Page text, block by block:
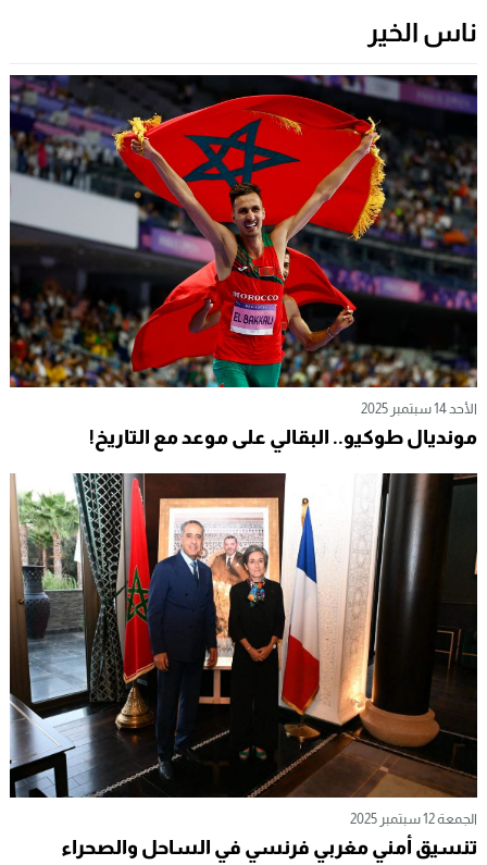
ناس الخير
الأحد 14 سبتمبر 2025
مونديال طوكيو.. البقالي على موعد مع التاريخ!
الجمعة 12 سبتمبر 2025
تنسيق أمني مغربي فرنسي في الساحل والصحراء